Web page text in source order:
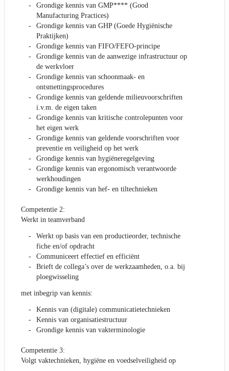
Grondige kennis van GMP**** (Good
Manufacturing Practices)
Grondige kennis van GHP (Goede Hygiënische
Praktijken)
Grondige kennis van FIFO/FEFO-principe
Grondige kennis van de aanwezige infrastructuur op
de werkvloer
Grondige kennis van schoonmaak- en
ontsmettingsprocedures
Grondige kennis van geldende milieuvoorschriften
i.v.m. de eigen taken
Grondige kennis van kritische controlepunten voor
het eigen werk
Grondige kennis van geldende voorschriften voor
preventie en veiligheid op het werk
Grondige kennis van hygiëneregelgeving
Grondige kennis van ergonomisch verantwoorde
werkhoudingen
Grondige kennis van hef- en tiltechnieken
Competentie 2:
Werkt in teamverband
Werkt op basis van een productieorder, technische
fiche en/of opdracht
Communiceert effectief en efficiënt
Brieft de collega’s over de werkzaamheden, o.a. bij
ploegwisseling
met inbegrip van kennis:
Kennis van (digitale) communicatietechnieken
Kennis van organisatiestructuur
Grondige kennis van vakterminologie
Competentie 3:
Volgt vaktechnieken, hygiëne en voedselveiligheid op